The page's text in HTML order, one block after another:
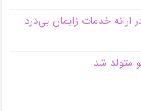
متولد شد